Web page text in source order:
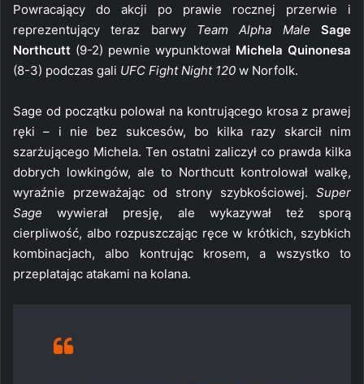
Powracający do akcji po prawie rocznej przerwie i
reprezentujący teraz barwy Team Alpha Male
Sage
Northcutt (9-2) pewnie wypunktował Michela Quinonesa
(8-3) podczas gali UFC Fight Night 120 w Norfolk.
Sage od początku polował na kontrującego krosa z prawej
ręki – i nie bez sukcesów, bo kilka razy skarcił nim
szarżującego Michela. Ten ostatni zaliczył co prawda kilka
dobrych lowkingów, ale to Northcutt kontrolował walkę,
wyraźnie przeważając od strony szybkościowej. Super
Sage wywierał presję, ale wykazywał też sporą
cierpliwość, albo rozpuszczając ręce w krótkich, szybkich
kombinacjach, albo kontrując krosem, a wszystko to
przeplatając atakami na kolana.